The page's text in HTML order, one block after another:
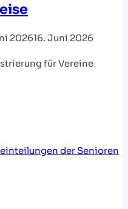
202616. Juni 2026
für Vereine